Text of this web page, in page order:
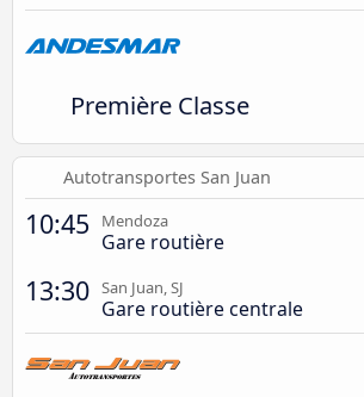
Première Classe
Autotransportes San Juan
10:45 Mendoza
Gare routière
13:30 San Juan, SJ
Gare routière centrale